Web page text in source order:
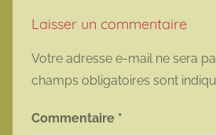
Laisser un commentaire
Votre adresse e-mail ne sera
champs obligatoires sont
Commentaire *